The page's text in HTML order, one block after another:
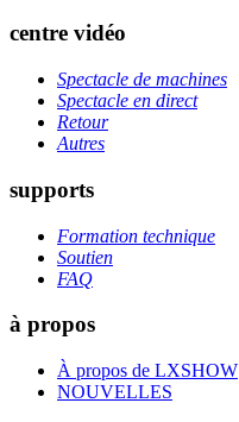
centre vidéo
Spectacle de machines
Spectacle en direct
Retour
Autres
supports
Formation technique
Soutien
FAQ
à propos
À propos de LXSHOW
NOUVELLES